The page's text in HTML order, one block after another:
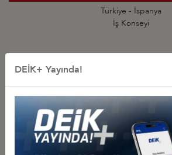
Türkiye - İspanya
İş Konseyi
DEİK+ Yayında!